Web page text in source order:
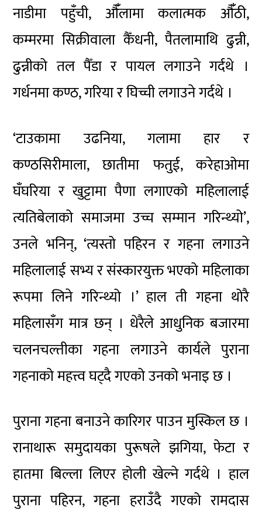
नाडीमा पहुँची, औंँलामा कलात्मक औंँठी,
कम्मरमा सिक्रीवाला कैँधनी, पैतलामाथि ढुन्नी,
ढुन्नीको तल पैँडा र पायल लगाउने गर्दथे ।
गर्धनमा कण्ठ, गरिया र घिच्ची लगाउने गर्दथे ।
‘टाउकामा उढनिया, गलामा हार र
कण्ठसिरीमाला, छातीमा फतुई, करेहाओमा
घँघरिया र खुट्टामा पैणा लगाएको महिलालाई
त्यतिबेलाको समाजमा उच्च सम्मान गरिन्थ्यो’,
उनले भनिन्, ‘त्यस्तो पहिरन र गहना लगाउने
महिलालाई सभ्य र संस्कारयुक्त भएको महिलाका
रूपमा लिने गरिन्थ्यो ।’ हाल ती गहना थोरै
महिलासँग मात्र छन् । धेरैले आधुनिक बजारमा
चलनचल्तीका गहना लगाउने कार्यले पुराना
गहनाको महत्त्व घट्दै गएको उनको भनाइ छ ।
पुराना गहना बनाउने कारिगर पाउन मुस्किल छ ।
रानाथारू समुदायका पुरूषले झगिया, फेटा र
हातमा बिल्ला लिएर होली खेल्ने गर्दथे । हाल
पुराना पहिरन, गहना हराउँदै गएको रामदास